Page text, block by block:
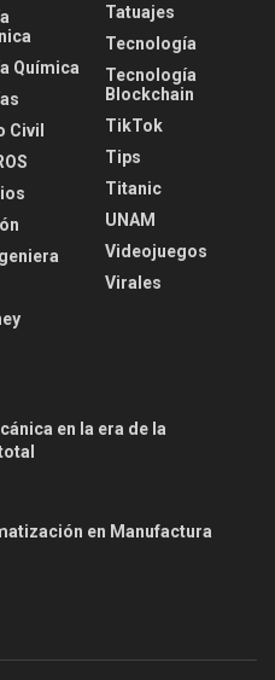
Química
Civil
Tatuajes
Tecnología
Tecnología
Blockchain
TikTok
Tips
Titanic
UNAM
Videojuegos
Virales
en la era de la
en Manufactura